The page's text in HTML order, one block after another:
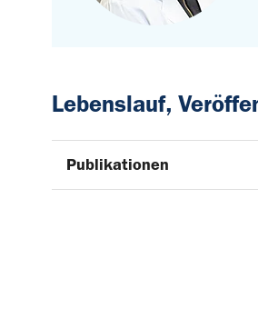
Lebenslauf,
Publikationen